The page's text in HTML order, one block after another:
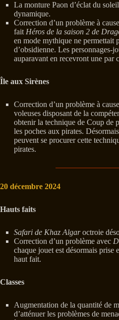
La monture Paon d’éclat du
dynamique.
Correction d’un problème à
faitHéros de la saison 2 de
en mode mythique ne permettait
d’obsidienne. Les personnages-
auparavant en recevront une par
Île aux Sirènes
Correction d’un problème à
voleuses disposant de la
obtenir la technique de Coup de
les poches aux pirates.
peuvent se procurer cette
pirates.
20 décembre 2024
Hauts faits
Safari de Khaz Algaroctroie
Correction d’un problème avec
chaque jouet est désormais prise
haut fait.
Classes
Augmentation de la quantité de
d’atténuer les problèmes de